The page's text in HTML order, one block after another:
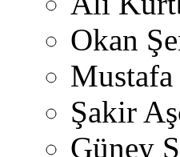
Okan
Şakir
Güney